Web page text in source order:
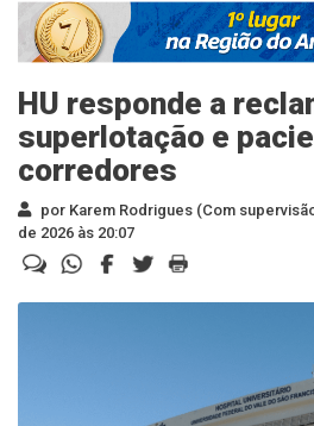
HU responde a
superlotação e
corredores
por Karem Rodrigues (Com
de 2026 às 20:07